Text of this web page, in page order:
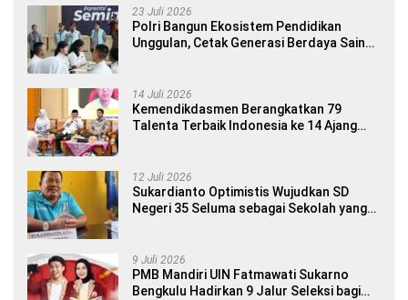
23 Juli 2026
Polri Bangun Ekosistem Pendidikan
Unggulan, Cetak Generasi Berdaya Saing
14 Juli 2026
Kemendikdasmen Berangkatkan 79
Talenta Terbaik Indonesia ke 14 Ajang
12 Juli 2026
Sukardianto Optimistis Wujudkan SD
Negeri 35 Seluma sebagai Sekolah yang
9 Juli 2026
PMB Mandiri UIN Fatmawati Sukarno
Bengkulu Hadirkan 9 Jalur Seleksi bagi